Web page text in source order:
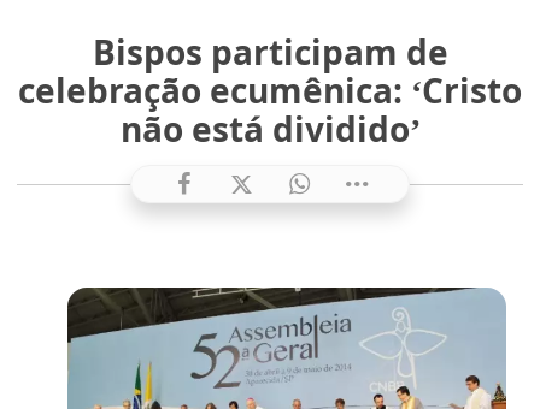
Bispos participam de
celebração ecumênica: ‘Cristo
não está dividido’